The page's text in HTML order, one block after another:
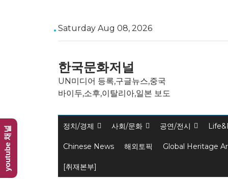
Saturday Aug 08, 2026
한국문화저널
UN미디어 등록,구글뉴스,중국
바이두,소후,이탈리아,일본 보도
정치/경제 사회/문화 공연/전시
Chinese News 해외토픽 Global Heritage
[취재본부]
youtube 채널